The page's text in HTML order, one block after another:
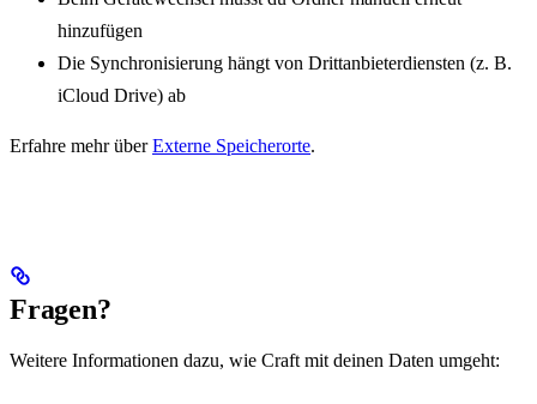
hinzufügen
Die Synchronisierung hängt von Drittanbieterdiensten (z. B.
iCloud Drive) ab
Erfahre mehr überExterne Speicherorte.
Fragen?
Weitere Informationen dazu, wie Craft mit deinen Daten umgeht: